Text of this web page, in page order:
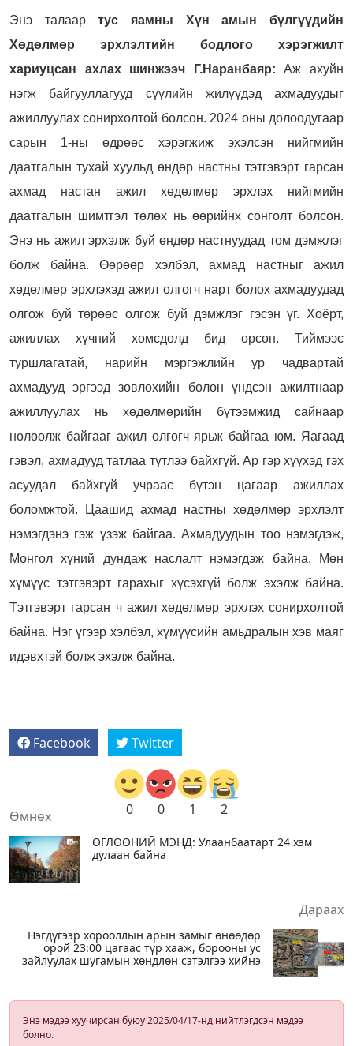
Энэ талаартус яамны Хүн амын бүлгүүдийн
Хөдөлмөр эрхлэлтийн бодлого хэрэгжилт
хариуцсан ахлах шинжээч Г.Наранбаяр:
Аж ахуйн
нэгж байгууллагууд сүүлийн жилүүдэд ахмадуудыг
ажиллуулах сонирхолтой болсон. 2024 оны долоодугаар
сарын 1-ны өдрөөс хэрэгжиж эхэлсэн нийгмийн
даатгалын тухай хуульд өндөр настны тэтгэвэрт гарсан
ахмад настан ажил хөдөлмөр эрхлэх нийгмийн
даатгалын шимтгэл төлөх нь өөрийнх сонголт болсон.
Энэ нь ажил эрхэлж буй өндөр настнуудад том дэмжлэг
болж байна. Өөрөөр хэлбэл, ахмад настныг ажил
хөдөлмөр эрхлэхэд ажил олгогч нарт болох ахмадуудад
олгож буй төрөөс олгож буй дэмжлэг гэсэн үг. Хоёрт,
ажиллах хүчний хомсдолд бид орсон. Тиймээс
туршлагатай, нарийн мэргэжлийн ур чадвартай
ахмадууд эргээд зөвлөхийн болон үндсэн ажилтнаар
ажиллуулах нь хөдөлмөрийн бүтээмжид сайнаар
нөлөөлж байгааг ажил олгогч ярьж байгаа юм. Яагаад
гэвэл, ахмадууд татлаа түтлээ байхгүй. Ар гэр хүүхэд гэх
асуудал байхгүй учраас бүтэн цагаар ажиллах
боломжтой. Цаашид ахмад настны хөдөлмөр эрхлэлт
нэмэгдэнэ гэж үзэж байгаа. Ахмадуудын тоо нэмэгдэж,
Монгол хүний дундаж наслалт нэмэгдэж байна. Мөн
хүмүүс тэтгэвэрт гарахыг хүсэхгүй болж эхэлж байна.
Тэтгэвэрт гарсан ч ажил хөдөлмөр эрхлэх сонирхолтой
байна. Нэг үгээр хэлбэл, хүмүүсийн амьдралын хэв маяг
идэвхтэй болж эхэлж байна.
Facebook Twitter
0 0 1 2
Өмнөх
ӨГЛӨӨНИЙ МЭНД: Улаанбаатарт 24 хэм
дулаан байна
Дараах
Нэгдүгээр хорооллын арын замыг өнөөдөр
орой 23:00 цагаас түр хааж, борооны ус
зайлуулах шугамын хөндлөн сэтэлгээ хийнэ
Энэ мэдээ хуучирсан буюу 2025/04/17-нд нийтлэгдсэн мэдээ
болно.